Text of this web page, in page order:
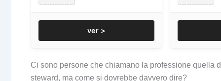
ver >
Ci sono persone che chiamano la professione quella
steward, ma come si dovrebbe davvero dire?